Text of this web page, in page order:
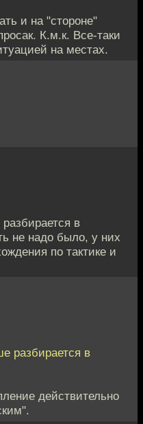
и на "стороне"
К.м.к. Все-таки
на местах.
в
не надо было, у них
по тактике и
разбирается в
действительно